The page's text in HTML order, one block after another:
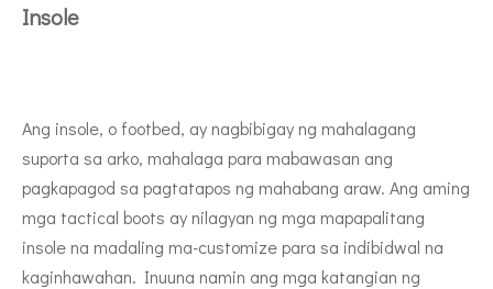
Insole
Ang insole, o footbed, ay nagbibigay ng mahalagang
suporta sa arko, mahalaga para mabawasan ang
pagkapagod sa pagtatapos ng mahabang araw. Ang aming
mga tactical boots ay nilagyan ng mga mapapalitang
insole na madaling ma-customize para sa indibidwal na
kaginhawahan. Inuuna namin ang mga katangian ng